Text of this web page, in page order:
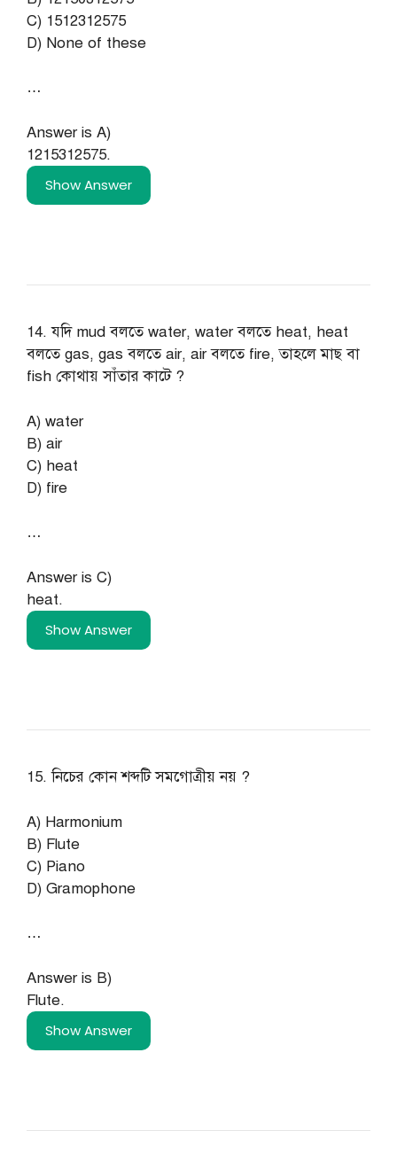
C) 1512312575
D) None of these
…
Answer is A)
1215312575.
Show Answer
14. যদি mud বলতে water, water বলতে heat, heat
বলতে gas, gas বলতে air, air বলতে fire, তাহলে মাছ বা
fish কোথায় সাঁতার কাটে ?
A) water
B) air
C) heat
D) fire
…
Answer is C)
heat.
Show Answer
15. নিচের কোন শব্দটি সমগােত্রীয় নয় ?
A) Harmonium
B) Flute
C) Piano
D) Gramophone
…
Answer is B)
Flute.
Show Answer